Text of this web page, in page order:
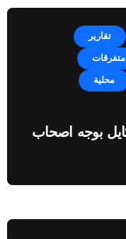
تقارير
متفرقات
محلية
بوجه اصحاب